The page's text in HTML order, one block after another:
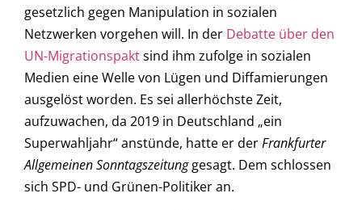
gesetzlich gegen Manipulation in sozialen
Netzwerken vorgehen will. In der Debatte über den
UN-Migrationspaktsind ihm zufolge in sozialen
Medien eine Welle von Lügen und Diffamierungen
ausgelöst worden. Es sei allerhöchste Zeit,
aufzuwachen, da 2019 in Deutschland „ein
Superwahljahr“ anstünde, hatte er derFrankfurter
Allgemeinen Sonntagszeitunggesagt. Dem schlossen
sich SPD- und Grünen-Politiker an.